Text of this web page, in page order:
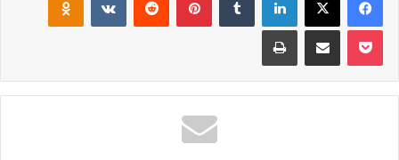
‫Pocket مشاركة عبر البريد طباعة